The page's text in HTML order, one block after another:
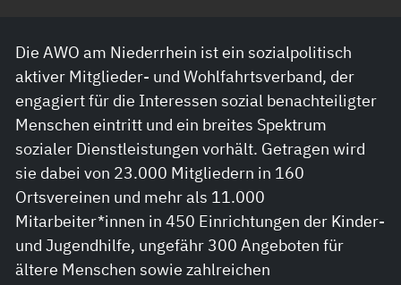
Die AWO am Niederrhein ist ein sozialpolitisch
aktiver Mitglieder- und Wohlfahrtsverband, der
engagiert für die Interessen sozial benachteiligter
Menschen eintritt und ein breites Spektrum
sozialer Dienstleistungen vorhält. Getragen wird
sie dabei von 23.000 Mitgliedern in 160
Ortsvereinen und mehr als 11.000
Mitarbeiter*innen in 450 Einrichtungen der Kinder-
und Jugendhilfe, ungefähr 300 Angeboten für
ältere Menschen sowie zahlreichen